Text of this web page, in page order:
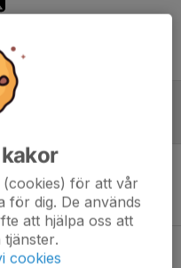
för att vår
för dig. De används
att hjälpa oss att
cookies